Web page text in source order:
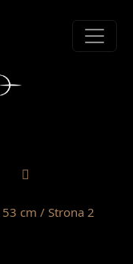
53 cm / Strona 2